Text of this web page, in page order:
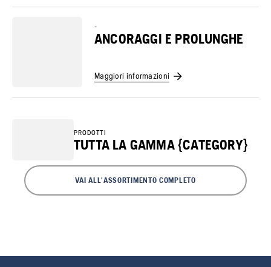
-
ANCORAGGI E PROLUNGHE
Maggiori informazioni
PRODOTTI
TUTTA LA GAMMA {CATEGORY}
VAI ALL'ASSORTIMENTO COMPLETO